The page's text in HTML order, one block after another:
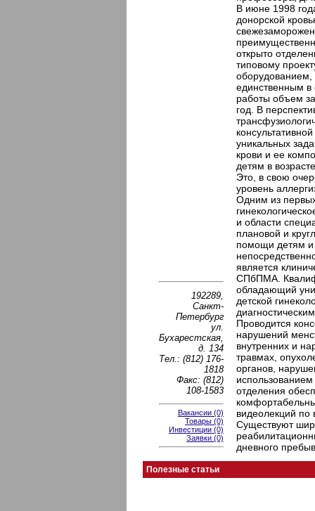
В июне 1998
донорской
открыто
типовому
единственным в
работы объем
год. В
уникальных
крови и ее
детям в
Это, в свою
уровень
Одним из
и области
плановой и
помощи детям и
является
СПбПМА.
обладающий
детской
Проводится
нарушений
внутренних и
травмах,
органов,
отделения
видеолекций по
Существуют
дневного
192289,
Санкт-
Петербург
ул.
Бухарестская,
д. 134
Тел.: (812) 176-
1818
Факс: (812)
108-1583
Вакансии (0)
Товары (0)
Инвестиции (0)
Заявки (0)
Полезные статьи